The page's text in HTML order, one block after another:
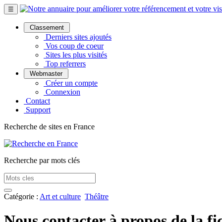
☰
Classement
Derniers sites ajoutés
Vos coup de coeur
Sites les plus visités
Top referrers
Webmaster
Créer un compte
Connexion
Contact
Support
Recherche de sites en France
Recherche par mots clés
Catégorie : Art et culture Théâtre